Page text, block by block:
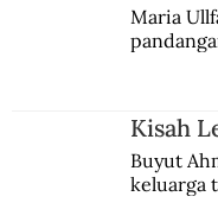
Maria
Kisah
Buyut
keluarga